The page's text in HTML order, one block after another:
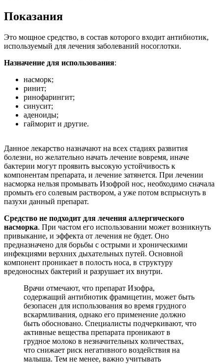
Показания
Это мощное средство, в состав которого входит антибиотик,
используемый для лечения заболеваний носоглотки.
Назначение для использования:
насморк;
ринит;
ринофарингит;
синусит;
аденоиды;
гайморит и другие.
Данное лекарство назначают на всех стадиях развития
болезни, но желательно начать лечение вовремя, иначе
бактерии могут проявить высокую устойчивость к
компонентам препарата, и лечение затянется. При лечении
насморка нельзя промывать Изофрой нос, необходимо сначала
промыть его солевым раствором, а уже потом вспрыснуть в
пазухи данный препарат.
Средство не подходит для лечения аллергического
насморка. При частом его использовании может возникнуть
привыкание, и эффекта от лечения не будет. Оно
предназначено для борьбы с острыми и хроническими
инфекциями верхних дыхательных путей. Основной
компонент проникает в полость носа, в структуру
вредоносных бактерий и разрушает их внутри.
Врачи отмечают, что препарат Изофра,
содержащий антибиотик фрамицетин, может быть
безопасен для использования во время грудного
вскармливания, однако его применение должно
быть обосновано. Специалисты подчеркивают, что
активные вещества препарата проникают в
грудное молоко в незначительных количествах,
что снижает риск негативного воздействия на
малыша. Тем не менее, важно учитывать